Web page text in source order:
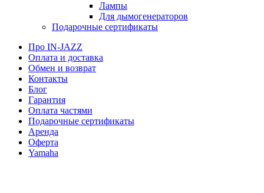
Лампы
Для дымогенераторов
Подарочные сертификаты
Про IN-JAZZ
Оплата и доставка
Обмен и возврат
Контакты
Блог
Гарантия
Оплата частями
Подарочные сертификаты
Аренда
Оферта
Yamaha